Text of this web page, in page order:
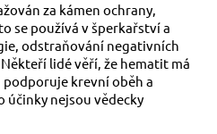
za kámen ochrany,
se používá v šperkařství a
odstraňování negativních
lidé věří, že hematit má
krevní oběh a
nejsou vědecky